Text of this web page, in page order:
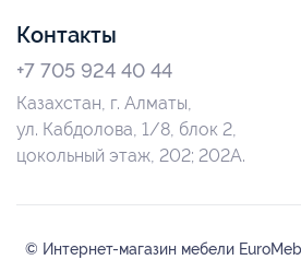
Контакты
+7 705 924 40 44
Казахстан, г. Алматы,
ул. Кабдолова, 1/8, блок 2,
цокольный этаж, 202; 202А.
© Интернет-магазин мебели